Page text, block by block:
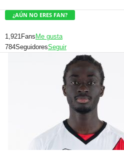
¿AÚN NO ERES FAN?
1,921Fans Me gusta
784SeguidoresSeguir